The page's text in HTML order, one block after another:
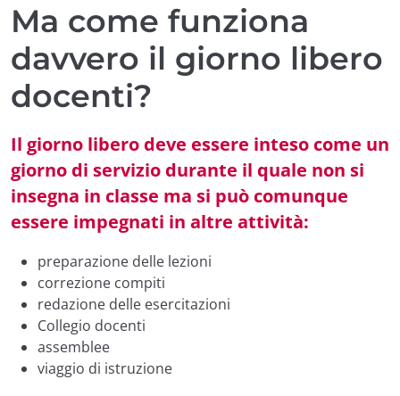
Ma come funziona
davvero il giorno libero
docenti?
Il giorno libero deve essere inteso come un
giorno di servizio durante il quale non si
insegna in classe ma si può comunque
essere impegnati in altre attività:
preparazione delle lezioni
correzione compiti
redazione delle esercitazioni
Collegio docenti
assemblee
viaggio di istruzione